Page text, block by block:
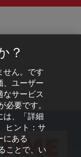
？
せん。です
、ユーザー
なサービス
要です。
は、「詳細
ヒント：サ
にある
ことで、い